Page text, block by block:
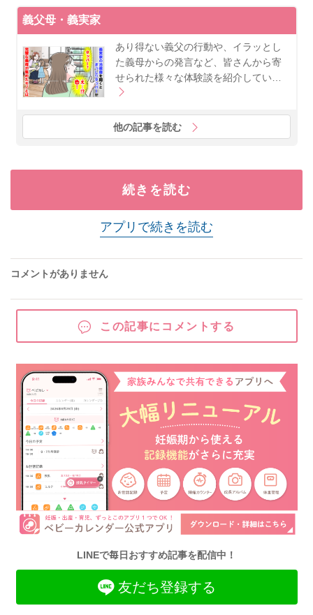
義父母・義実家
あり得ない義父の行動や、イラッとし
た義母からの発言など、皆さんから寄
せられた様々な体験談を紹介してい…
他の記事を読む
続きを読む
アプリで続きを読む
コメントがありません
この記事にコメントする
LINEで毎日おすすめ記事を配信中！
友だち登録する